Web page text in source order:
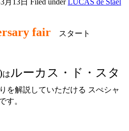
fair スタート
はルーカス・ド・スタ
を解説していただける スぺシャ
す。